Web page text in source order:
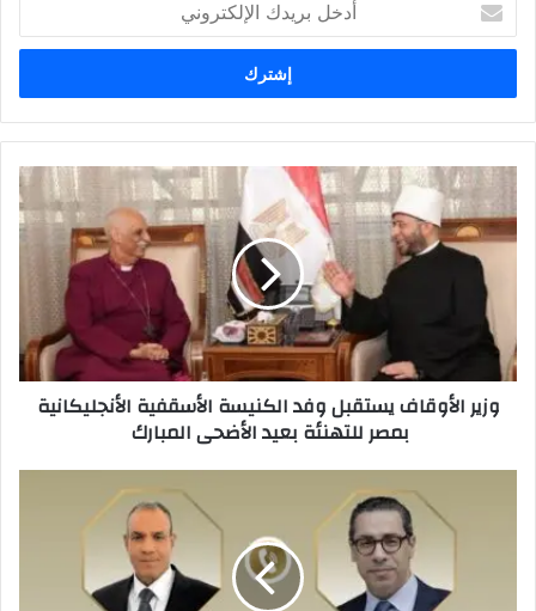
بريدك
الإلكتروني
وزير الأوقاف يستقبل وفد الكنيسة الأسقفية الأنجليكانية
بمصر للتهنئة بعيد الأضحى المبارك